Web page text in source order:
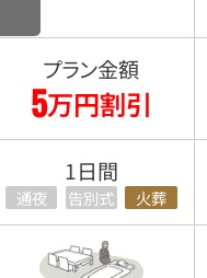
プラン金額
5万円割引
1日間
通夜 告別式 火葬